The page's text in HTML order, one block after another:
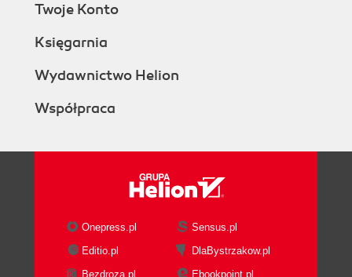
Twoje Konto
Księgarnia
Wydawnictwo Helion
Współpraca
Onepress.pl
Sensus.pl
Editio.pl
DlaBystrzakow.pl
Bezdroza.pl
Ebookpoint.pl